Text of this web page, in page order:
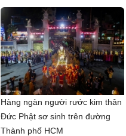
Hàng ngàn người rước kim thân
Đức Phật sơ sinh trên đường
Thành phố HCM